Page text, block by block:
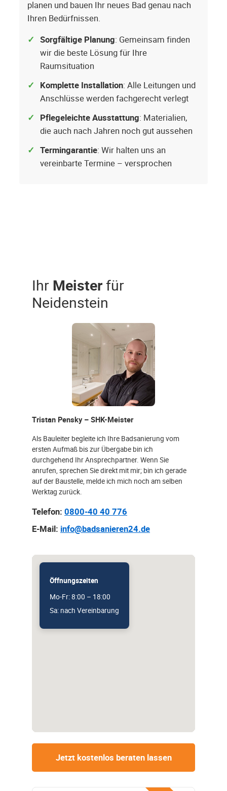
planen und bauen Ihr neues Bad genau nach
Ihren Bedürfnissen.
Sorgfältige Planung: Gemeinsam finden
wir die beste Lösung für Ihre
Raumsituation
Komplette Installation: Alle Leitungen und
Anschlüsse werden fachgerecht verlegt
Pflegeleichte Ausstattung: Materialien,
die auch nach Jahren noch gut aussehen
Termingarantie: Wir halten uns an
vereinbarte Termine – versprochen
Ihr Meisterfür
Neidenstein
Tristan Pensky – SHK-Meister
Als Bauleiter begleite ich Ihre Badsanierung vom
ersten Aufmaß bis zur Übergabe bin ich
durchgehend Ihr Ansprechpartner. Wenn Sie
anrufen, sprechen Sie direkt mit mir; bin ich gerade
auf der Baustelle, melde ich mich noch am selben
Werktag zurück.
Telefon: 0800-40 40 776
E-Mail: info@badsanieren24.de
Öffnungszeiten
Mo-Fr: 8:00 – 18:00
Sa: nach Vereinbarung
Jetzt kostenlos beraten lassen